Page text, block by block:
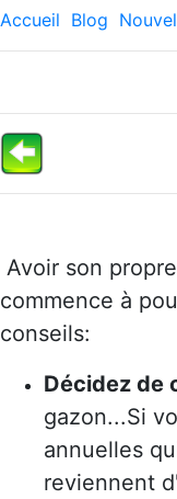
Accueil Blog
Avoir son
commence à
conseils:
Décidez de
gazon...Si
annuelles
reviennent